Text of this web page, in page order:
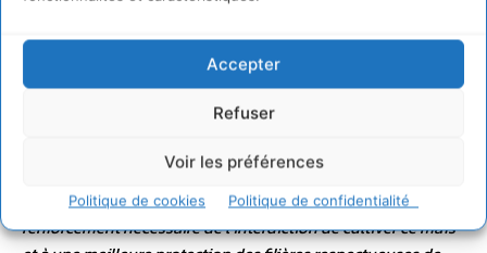
Accepter
Refuser
Voir les préférences
Politique de cookies Politique de confidentialité
président de France Nature Environnement : «Nous
sommes très satisfaits d’apprendre que le ministre de
l’agriculture se prononce en faveur d’une interdiction des
OGM. Cette déclaration intervient à point nommé juste après
la décision du Conseil d’Etat , datant de la semaine dernière,
qui a confirmé l’interdiction de cultiver le maïs MON810. Nous
espérons que cette déclaration est un préambule au
renforcement nécessaire de l’interdiction de cultiver ce maïs